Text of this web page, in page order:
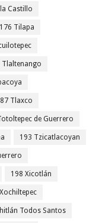
Castillo
176 Tilapa
Tlaltenango
Tlaxco
de Guerrero
193 Tzicatlacoyan
198 Xicotlán
Todos Santos